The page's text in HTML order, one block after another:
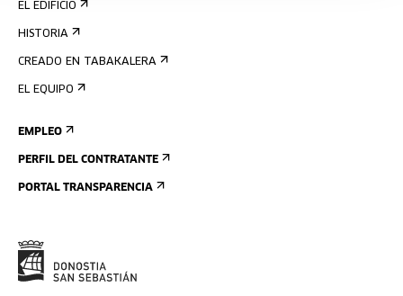
EL EDIFICIO
HISTORIA
CREADO EN TABAKALERA
EL EQUIPO
EMPLEO
PERFIL DEL CONTRATANTE
PORTAL TRANSPARENCIA